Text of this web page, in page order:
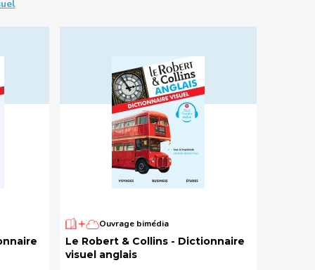
Ouvrage bimédia
Le Robert & Collins - Dictionnaire
visuel anglais